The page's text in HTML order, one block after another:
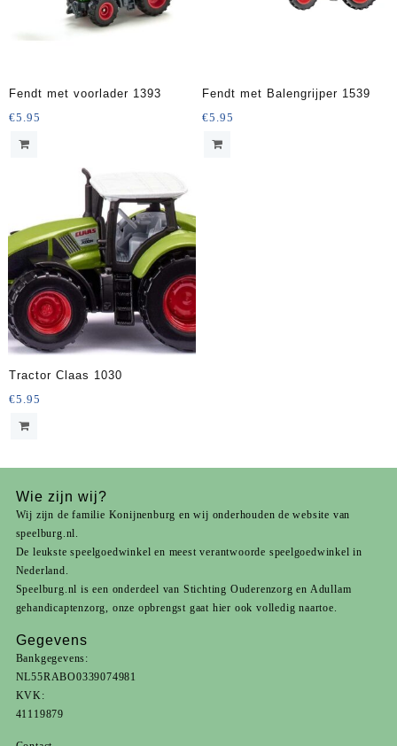
Fendt met voorlader 1393
€5.95
Fendt met Balengrijper 1539
€5.95
Tractor Claas 1030
€5.95
Wie zijn wij?
Wij zijn de familie Konijnenburg en wij onderhouden de website van
speelburg.nl.
De leukste speelgoedwinkel en meest verantwoorde speelgoedwinkel in
Nederland.
Speelburg.nl is een onderdeel van Stichting Ouderenzorg en Adullam
gehandicaptenzorg, onze opbrengst gaat hier ook volledig naartoe.
Gegevens
Bankgegevens:
NL55RABO0339074981
KVK:
41119879